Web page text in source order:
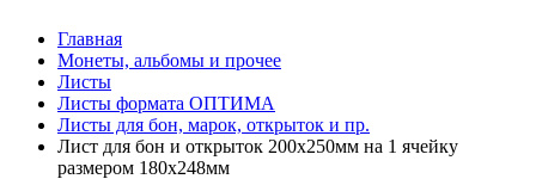
Главная
Монеты, альбомы и прочее
Листы
Листы формата ОПТИМА
Листы для бон, марок, открыток и пр.
Лист для бон и открыток 200х250мм на 1 ячейку
размером 180х248мм